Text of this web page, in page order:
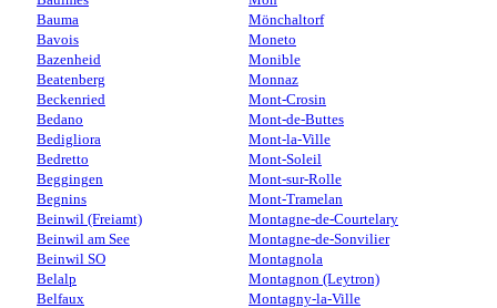
Bauma
Bavois
Bazenheid
Beatenberg
Beckenried
Bedano
Bedigliora
Bedretto
Beggingen
Begnins
Beinwil (Freiamt)
Beinwil am See
Beinwil SO
Belalp
Belfaux
Mönchaltorf
Moneto
Monible
Monnaz
Mont-Crosin
Mont-de-Buttes
Mont-la-Ville
Mont-Soleil
Mont-sur-Rolle
Mont-Tramelan
Montagne-de-Courtelary
Montagne-de-Sonvilier
Montagnola
Montagnon (Leytron)
Montagny-la-Ville